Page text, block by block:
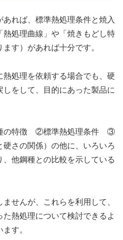
れば、標準熱処理条件と焼入
処理曲線」や「焼きもどし特
す）があれば十分です。
熱処理を依頼する場合でも、硬
しをして、目的にあった製品に
の特徴 ②標準熱処理条件 ③
さの関係）の他に、いろいろ
他鋼種との比較を示している
せんが、これらを利用して、
熱処理について検討できるよ
す。